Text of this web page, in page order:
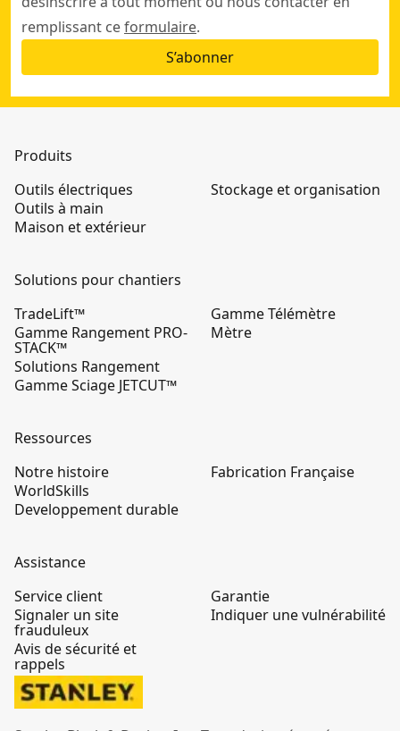
remplissant ceformulaire.
S’abonner
Produits
Outils électriques
Outils à main
Maison et extérieur
Stockage et organisation
Solutions pour chantiers
TradeLift™
Gamme Rangement PRO-
STACK™
Solutions Rangement
Gamme Sciage JETCUT™
Gamme Télémètre
Mètre
Ressources
Notre histoire
WorldSkills
Developpement durable
Fabrication Française
Assistance
Service client
Signaler un site
frauduleux
Avis de sécurité et
rappels
Garantie
Indiquer une vulnérabilité